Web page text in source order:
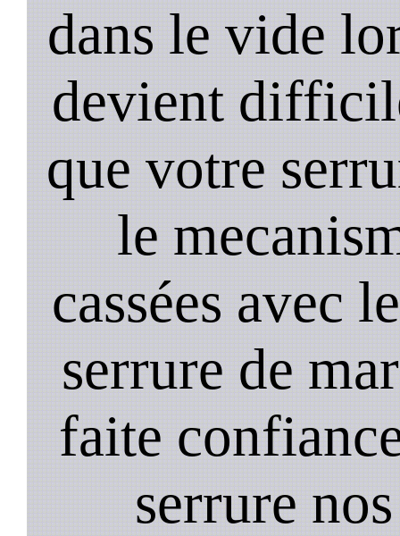
dans le vide
devient
que votre
le
cassées avec
serrure de
faite
serrure